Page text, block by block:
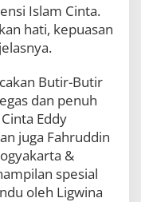
Islam Cinta.
hati, kepuasan
Butir-Butir
dan penuh
Eddy
juga Fahruddin
&
spesial
oleh Ligwina